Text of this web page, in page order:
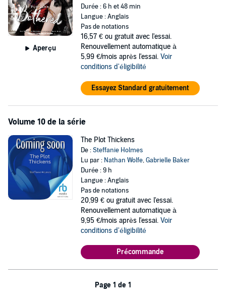
Aperçu
Durée : 6 h et 48 min
Langue : Anglais
Pas de notations
16,57 € ou gratuit avec l'essai.
Renouvellement automatique à
5,99 €/mois après l'essai. Voir
conditions d'éligibilité
Essayez Standard gratuitement
Volume 10 de la série
The Plot Thickens
De :Steffanie Holmes
Lu par : Nathan Wolfe,Gabrielle Baker
Durée : 9 h
Langue : Anglais
Pas de notations
20,99 € ou gratuit avec l'essai.
Renouvellement automatique à
9,95 €/mois après l'essai. Voir
conditions d'éligibilité
Précommande
Page 1 de 1